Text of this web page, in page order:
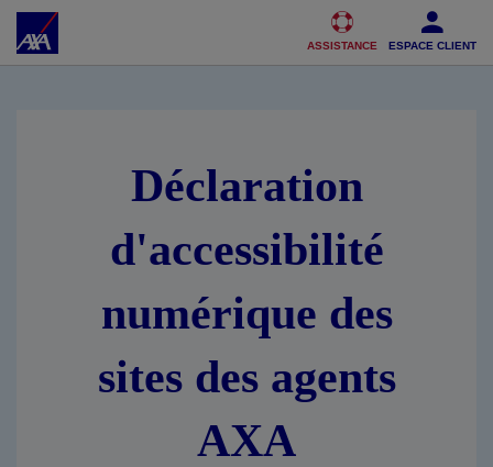
Accéder au Contenu Accéder au Pied de page
ASSISTANCE ESPACE CLIENT
Déclaration
d'accessibilité
numérique des
sites des agents
AXA